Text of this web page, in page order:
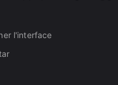
l'interface